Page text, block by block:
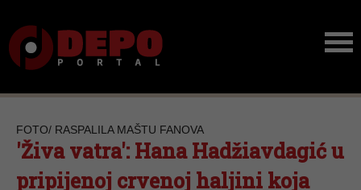
FOTO/ RASPALILA MAŠTU FANOVA
'Živa vatra': Hana Hadžiavdagić u
pripijenoj crvenoj haljini koja